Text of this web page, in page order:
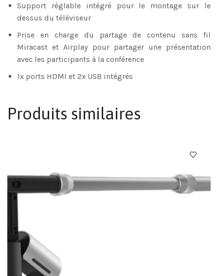
Support réglable intégré pour le montage sur le
dessus du téléviseur
Prise en charge du partage de contenu sans fil
Miracast et Airplay pour partager une présentation
avec les participants à la conférence
1x ports HDMI et 2x USB intégrés
Produits similaires